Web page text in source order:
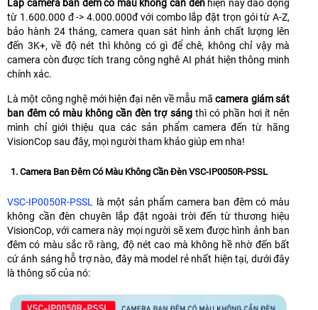
Lắp camera ban đêm có màu không cần đènhiện nay dao động
từ 1.600.000 đ -> 4.000.000đ với combo lắp đặt trọn gói từ A-Z,
bảo hành 24 tháng, camera quan sát hình ảnh chất lượng lên
đến 3K+, về độ nét thì không có gì để chê, không chỉ vậy mà
camera còn được tích trang công nghê AI phát hiện thông minh
chính xác.
Là một công nghệ mới hiện đại nên về mẫu mãcamera giám sát
ban đêm có màu không cần đèn trợ sángthì có phần hơi ít nên
mình chỉ giới thiệu qua các sản phẩm camera đến từ hãng
VisionCop sau đây, mọi người tham khảo giúp em nha!
1. Camera Ban Đêm Có Màu Không Cần Đèn VSC-IP0050R-PSSL
VSC-IP0050R-PSSL là một sản phẩm camera ban đêm có màu
không cần đèn chuyên lắp đặt ngoài trời đến từ thương hiệu
VisionCop, với camera này mọi người sẽ xem được hình ảnh ban
đêm có màu sắc rõ ràng, độ nét cao mà không hề nhờ đến bất
cứ ánh sáng hỗ trợ nào, đây mà model rẻ nhất hiện tại, dưới đây
là thông số của nó: